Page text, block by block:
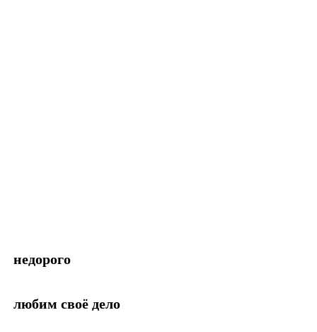
недорого
любим своё дело